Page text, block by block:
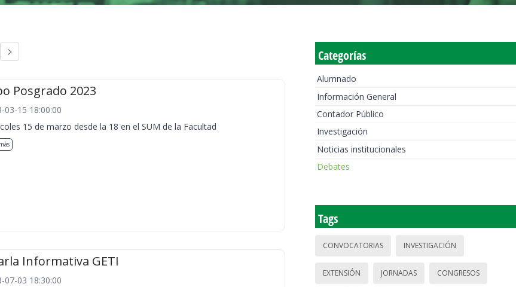
Posgrado 2023
03-15 18:00:00
15 de marzo desde la 18 en el SUM de la Facultad
Informativa GETI
07-03 18:30:00
Categorías
Alumnado
Información General
Contador Público
Investigación
Noticias institucionales
Debates
Tags
CONVOCATORIAS INVESTIGACIÓN
EXTENSIÓN JORNADAS CONGRESOS